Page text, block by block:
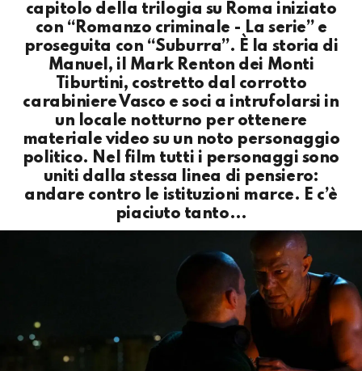
capitolo della trilogia su Roma iniziato
con “Romanzo criminale - La serie” e
proseguita con “Suburra”. È la storia di
Manuel, il Mark Renton dei Monti
Tiburtini, costretto dal corrotto
carabiniere Vasco e soci a intrufolarsi in
un locale notturno per ottenere
materiale video su un noto personaggio
politico. Nel film tutti i personaggi sono
uniti dalla stessa linea di pensiero:
andare contro le istituzioni marce. E c’è
piaciuto tanto…